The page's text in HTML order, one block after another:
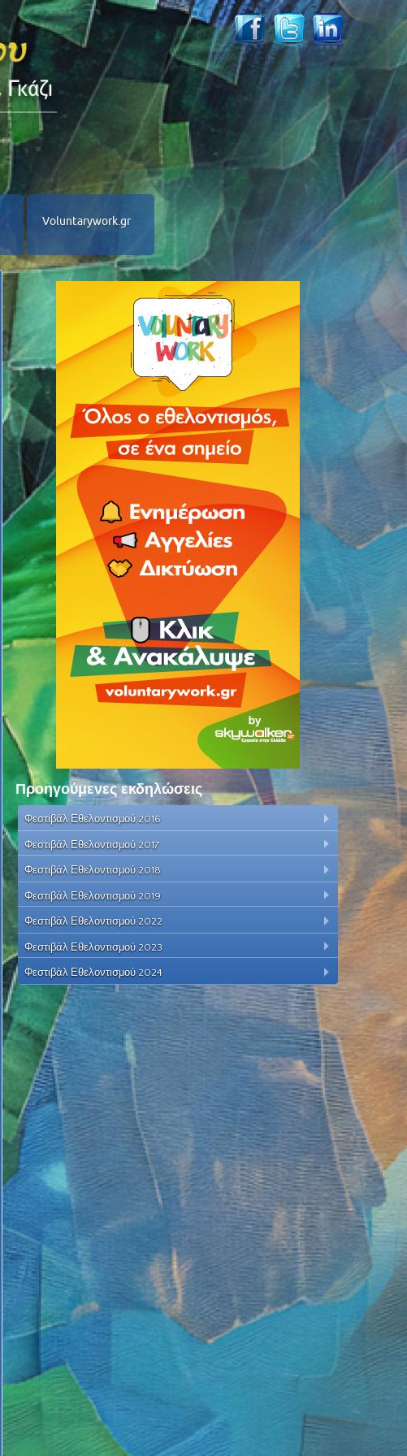
Voluntarywork.gr
Προηγούμενες εκδηλώσεις
Φεστιβάλ Εθελοντισμού 2016
Φεστιβάλ Εθελοντισμού 2017
Φεστιβάλ Εθελοντισμού 2018
Φεστιβάλ Εθελοντισμού 2019
Φεστιβάλ Εθελοντισμού 2022
Φεστιβάλ Εθελοντισμού 2023
Φεστιβάλ Εθελοντισμού 2024